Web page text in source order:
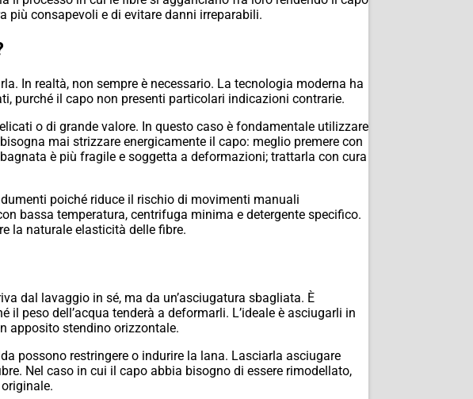
più consapevoli e di evitare danni irreparabili.
In realtà, non sempre è necessario. La tecnologia moderna ha
purché il capo non presenti particolari indicazioni contrarie.
o di grande valore. In questo caso è fondamentale utilizzare
mai strizzare energicamente il capo: meglio premere con
è più fragile e soggetta a deformazioni; trattarla con cura
poiché riduce il rischio di movimenti manuali
bassa temperatura, centrifuga minima e detergente specifico.
la naturale elasticità delle fibre.
dal lavaggio in sé, ma da un’asciugatura sbagliata. È
peso dell’acqua tenderà a deformarli. L’ideale è asciugarli in
apposito stendino orizzontale.
possono restringere o indurire la lana. Lasciarla asciugare
Nel caso in cui il capo abbia bisogno di essere rimodellato,